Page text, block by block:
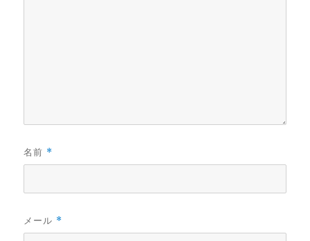
名前 *
メール *